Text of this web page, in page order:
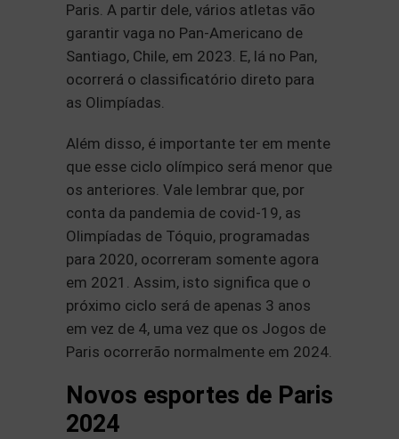
Paris. A partir dele, vários atletas vão
garantir vaga no Pan-Americano de
Santiago, Chile, em 2023. E, lá no Pan,
ocorrerá o classificatório direto para
as Olimpíadas.
Além disso, é importante ter em mente
que esse ciclo olímpico será menor que
os anteriores. Vale lembrar que, por
conta da pandemia de covid-19, as
Olimpíadas de Tóquio, programadas
para 2020, ocorreram somente agora
em 2021. Assim, isto significa que o
próximo ciclo será de apenas 3 anos
em vez de 4, uma vez que os Jogos de
Paris ocorrerão normalmente em 2024.
Novos esportes de Paris
2024